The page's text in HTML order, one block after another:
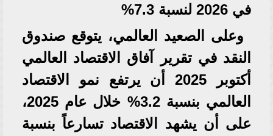
في 2026 لنسبة 7.3%
وعلى الصعيد العالمي، يتوقع صندوق
النقد في تقرير آفاق الاقتصاد العالمي
أكتوبر 2025 أن يرتفع نمو الاقتصاد
العالمي بنسبة 3.2% خلال عام 2025،
على أن يشهد الاقتصاد تسارعاً بنسبة